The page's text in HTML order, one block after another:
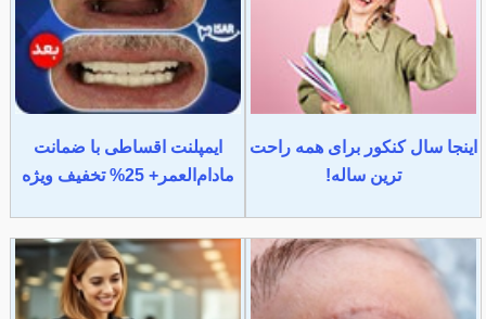
اینجا سال کنکور برای همه راحت
ترین ساله!
ایمپلنت اقساطی با ضمانت
مادام‌العمر+ 25% تخفیف ویژه